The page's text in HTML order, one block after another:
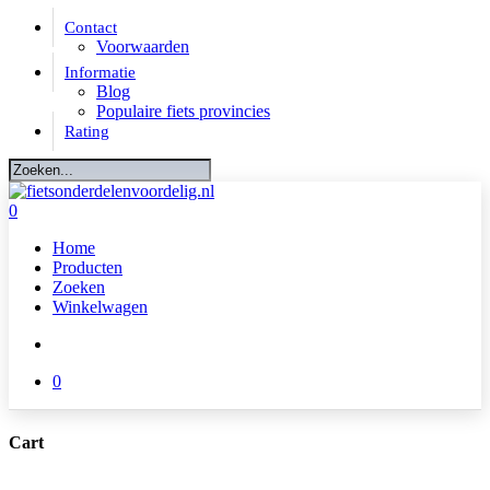
Skip
Contact
Voorwaarden
Informatie
Blog
Populaire fiets provincies
Rating
Close
Search
account
0
Home
Producten
Zoeken
Winkelwagen
0
Cart